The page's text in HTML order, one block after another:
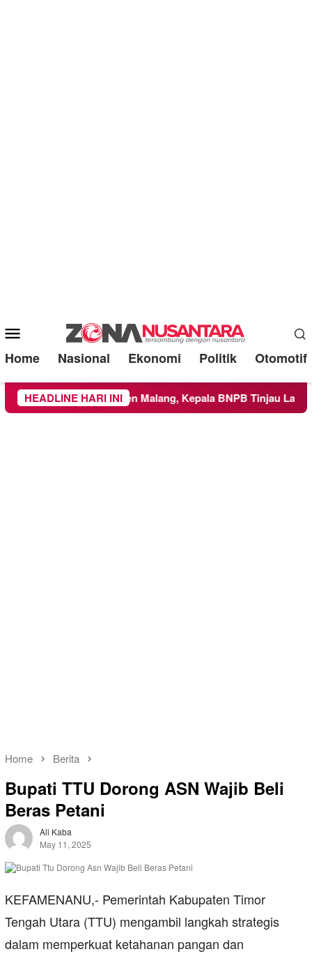
Mobile
Menu
Home Nasional Ekonomi Politik Otomotif
HEADLINE HARI INI
Wilayah Kabupaten Malang, Kepala BNPB Tinjau Langsung
Home Berita
Bupati TTU Dorong ASN Wajib Beli
Beras Petani
Ali Kaba
May 11, 2025
KEFAMENANU,- Pemerintah Kabupaten Timor
Tengah Utara (TTU) mengambil langkah strategis
dalam memperkuat ketahanan pangan dan